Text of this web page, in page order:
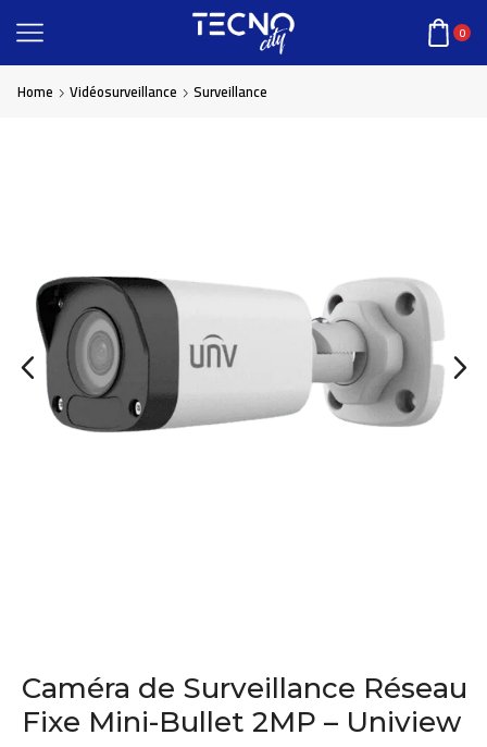
0
Home Vidéosurveillance Surveillance
Caméra de Surveillance Réseau
Fixe Mini-Bullet 2MP – Uniview